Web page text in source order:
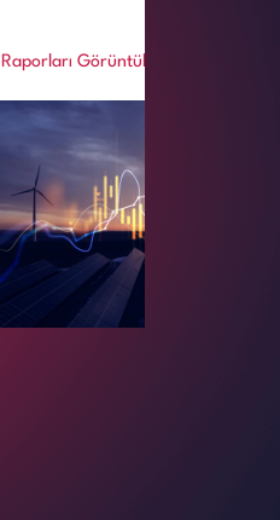
Raporları Görüntüle